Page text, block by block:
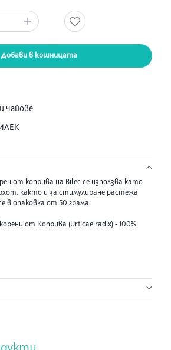
Добави в кошницата
чайове
от коприва на Bilec се използва като
както и за стимулиране растежа
в опаковка от 50 грама.
корени от Коприва (Urticae radix) - 100%.